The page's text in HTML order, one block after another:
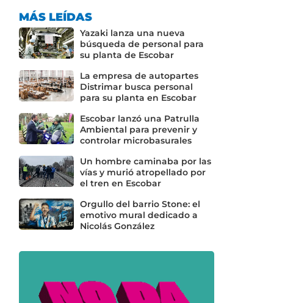
MÁS LEÍDAS
Yazaki lanza una nueva
búsqueda de personal para
su planta de Escobar
La empresa de autopartes
Distrimar busca personal
para su planta en Escobar
Escobar lanzó una Patrulla
Ambiental para prevenir y
controlar microbasurales
Un hombre caminaba por las
vías y murió atropellado por
el tren en Escobar
Orgullo del barrio Stone: el
emotivo mural dedicado a
Nicolás González